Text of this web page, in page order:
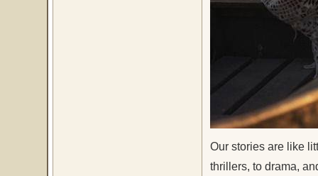
Our stories are like
thrillers, to drama,